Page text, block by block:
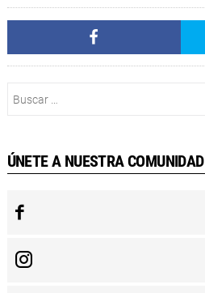
ÚNETE A NUESTRA COMUNIDAD